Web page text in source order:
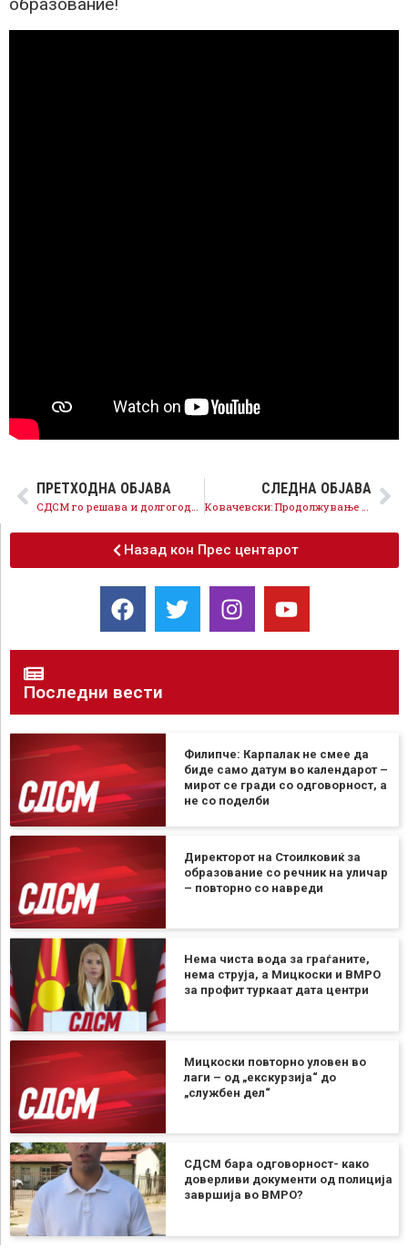
ПРЕТХОДНА ОБЈАВА
СДСМ го решава и долгогодишниот проблем со лицата без документи
СЛЕДНА ОБЈАВА
Ковачевски: Продолжување на европскиот пат е најважен процес, да ги усвоиме уставните измени и може да одиме на избори
Назад кон Прес центарот
Последни вести
Филипче: Карпалак не смее да
биде само датум во календарот –
мирот се гради со одговорност, а
не со поделби
Директорот на Стоилковиќ за
образование со речник на уличар
– повторно со навреди
Нема чиста вода за граѓаните,
нема струја, а Мицкоски и ВМРО
за профит туркаат дата центри
Мицкоски повторно уловен во
лаги – од „екскурзија“ до
„службен дел“
СДСМ бара одговорност- како
доверливи документи од полиција
завршија во ВМРО?